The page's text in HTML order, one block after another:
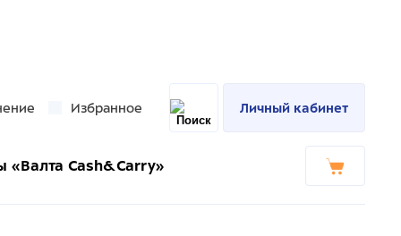
Избранное Личный кабинет
«Валта Cash&Carry»